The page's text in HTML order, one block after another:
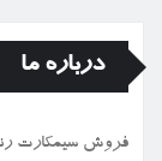
درباره ما
فروش سیمكارت